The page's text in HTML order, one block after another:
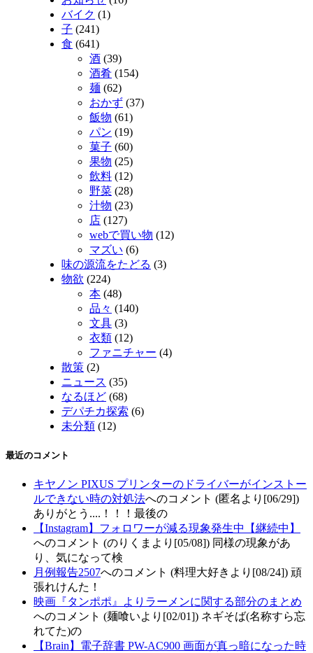
バイク (1)
子 (241)
食 (641)
酒 (39)
酒肴 (154)
麺 (62)
おかず (37)
飯物 (61)
パン (19)
菓子 (60)
果物 (25)
飲料 (12)
野菜 (28)
汁物 (23)
店 (127)
webで買い物 (12)
マズい (6)
味の源流をたどる (3)
物欲 (224)
本 (48)
品々 (140)
文具 (3)
衣類 (12)
ファニチャー (4)
散策 (2)
ニュース (35)
なるほど (68)
デパチカ探索 (6)
未分類 (12)
最近のコメント
キヤノン PIXUS プリンターのドライバーがインストー
ルできない時の対処法へのコメント (匿名より[06/29])
ありがとう....！！！最後の
【Instagram】フォロワーが減る現象発生中【継続中】
へのコメント (のりくまより[05/08]) 同様の現象があ
り、気になって検
月例報告2507へのコメント (料理大好きより[08/24]) 頑
張れけんた！
映画『タンポポ』よりラーメンに関する部分のまとめ
へのコメント (麺喰いより[02/01]) ネギそば(名称すら忘
れてた)の
【Brain】電子辞書 PW-AC900 画面が真っ暗になった時